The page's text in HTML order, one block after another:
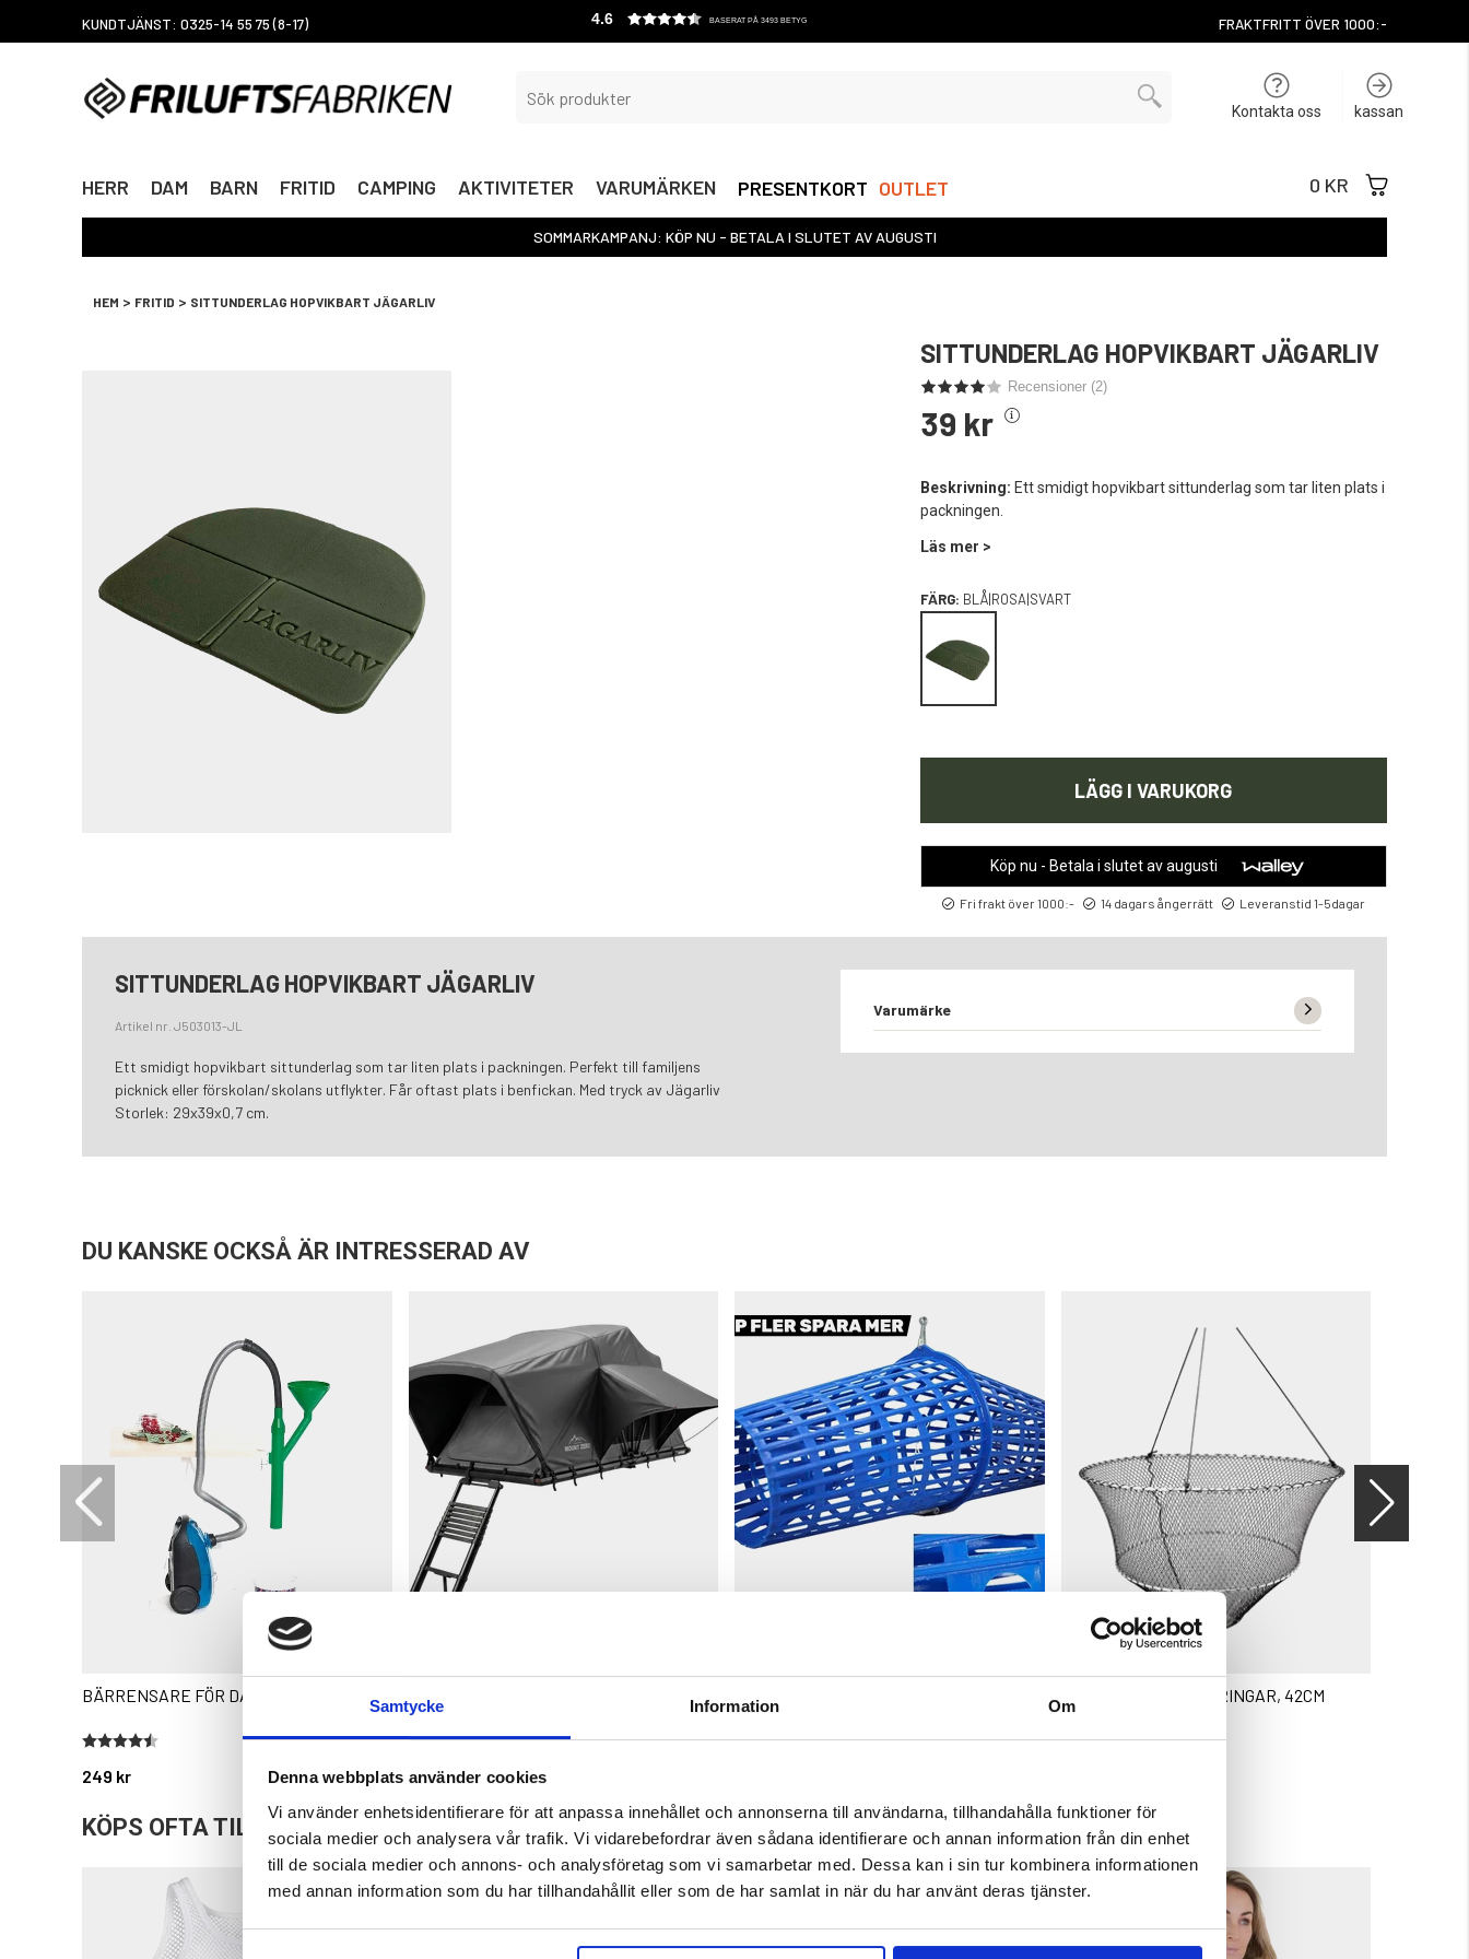
Samtycke Information Om
Denna webbplats använder cookies
Vi använder enhetsidentifierare för att anpassa innehållet och annonserna till användarna, tillhandahålla funktioner för
sociala medier och analysera vår trafik. Vi vidarebefordrar även sådana identifierare och annan information från din enhet
till de sociala medier och annons- och analysföretag som vi samarbetar med. Dessa kan i sin tur kombinera informationen
med annan information som du har tillhandahållit eller som de har samlat in när du har använt deras tjänster.
KUNDTJÄNST: 0325-14 55 75 (8-17) 4.6 BASERAT PÅ 3493 BETYG FRAKTFRITT ÖVER 1000:-
Kontakta oss kassan
HERR DAM BARN FRITID CAMPING AKTIVITETER VARUMÄRKEN PRESENTKORT OUTLET 0 KR
SOMMARKAMPANJ: KÖP NU - BETALA I SLUTET AV AUGUSTI
HEM > FRITID > SITTUNDERLAG HOPVIKBART JÄGARLIV
SITTUNDERLAG HOPVIKBART JÄGARLIV
Recensioner (2)
39 kr
Beskrivning: Ett smidigt hopvikbart sittunderlag som tar liten plats i
packningen.
Läs mer >
FÄRG: BLÅ|ROSA|SVART
LÄGG I VARUKORG
Köp nu - Betala i slutet av augusti
Fri frakt över 1000:- 14 dagars ångerrätt Leveranstid 1-5dagar
SITTUNDERLAG HOPVIKBART JÄGARLIV
Artikel nr. J503013-JL
Ett smidigt hopvikbart sittunderlag som tar liten plats i packningen. Perfekt till familjens
picknick eller förskolan/skolans utflykter. Får oftast plats i benfickan. Med tryck av Jägarliv
Storlek: 29x39x0,7 cm.
Varumärke
DU KANSKE OCKSÅ ÄR INTRESSERAD AV
BÄRRENSARE FÖR DAMMSUGARE
249 kr
Betyg:
4.7 utav 5 stjärnor
TAKTÄLT AEROLITE 120 2.0 – ULTRALÄTT
MJUKSKAL
13 999 kr
KRÄFTMJÄRDE/KRÄFTBUR MED
FLYKTGÅNGAR-AUGUST
Betyg:
5.0 utav 5 stjärnor
KRÄFTHÅV DUBBLA RINGAR, 42CM
Betyg:
5.0 utav 5 stjärnor
KÖPS OFTA TILLSAMMANS